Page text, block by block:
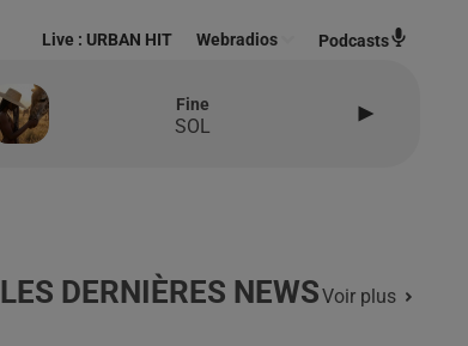
Live : URBAN HIT Webradios Podcasts
Fine
SOL
LES DERNIÈRES NEWSVoir plus